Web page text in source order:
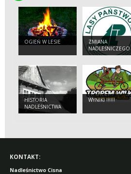
OGIEŃ W LESIE
ZMIANA
NADLEŚNICZEGO
NADLEŚNICTWA
HISTORIA
NADLEŚNICTWA
WYNIKI !!!!!!
KONTAKT:
Nadleśnictwo Cisna